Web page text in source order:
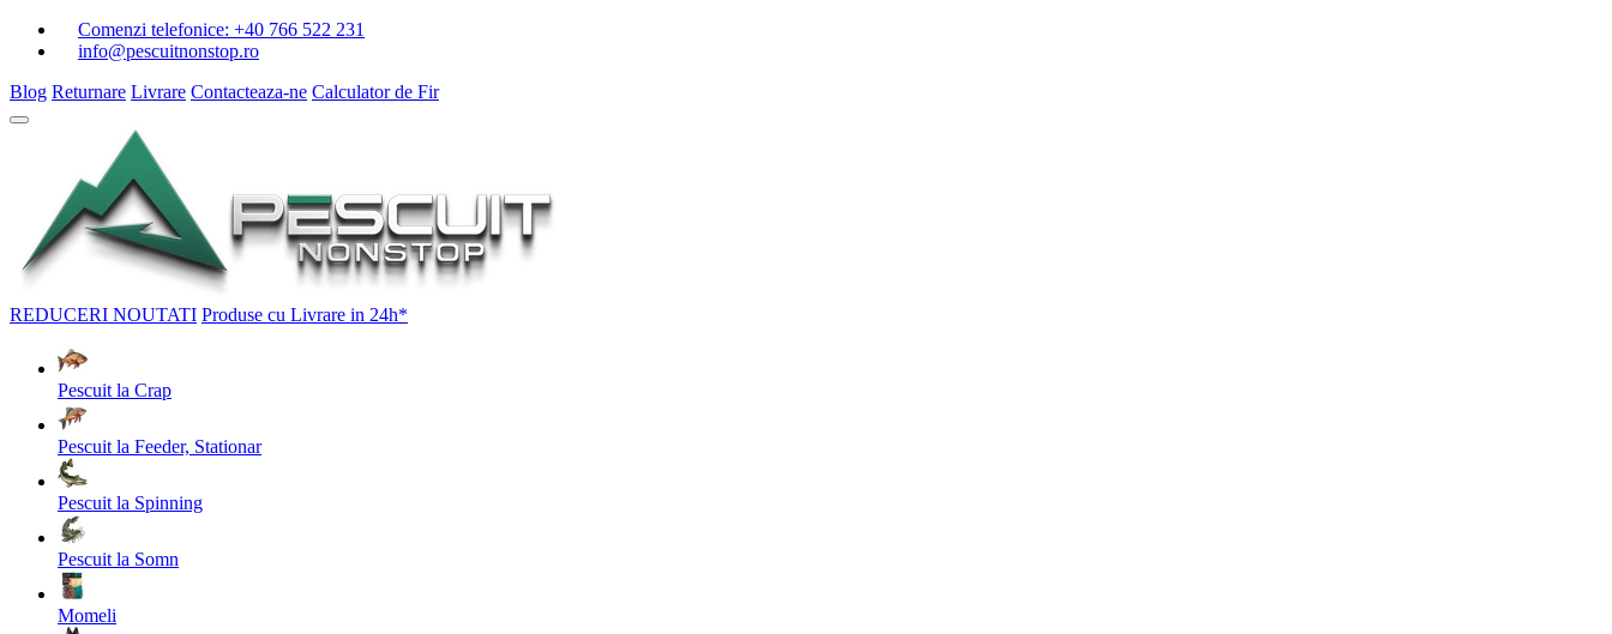
Comenzi telefonice: +40 766 522 231
info@pescuitnonstop.ro
Blog Returnare Livrare Contacteaza-ne Calculator de Fir
REDUCERI NOUTATI Produse cu Livrare in 24h*
Pescuit la Crap
Pescuit la Feeder, Stationar
Pescuit la Spinning
Pescuit la Somn
Momeli